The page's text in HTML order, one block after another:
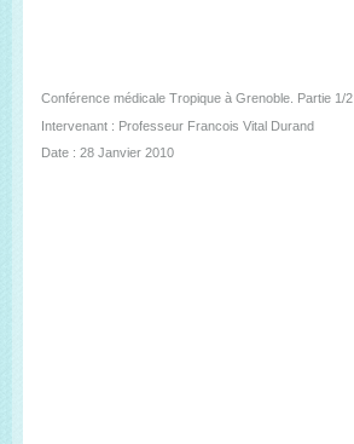
Conférence médicale Tropique à Grenoble. Partie 1/2
Intervenant : Professeur Francois Vital Durand
Date : 28 Janvier 2010